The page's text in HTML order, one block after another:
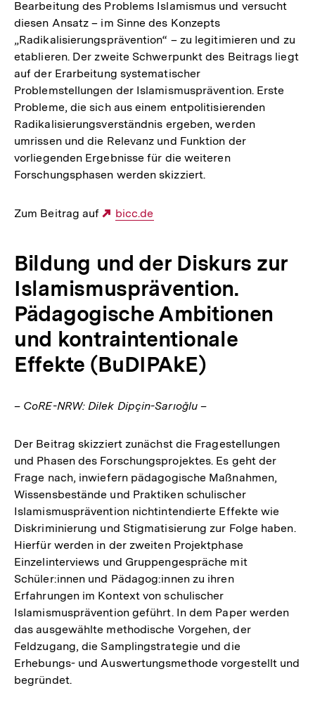
Bearbeitung des Problems Islamismus und versucht
diesen Ansatz – im Sinne des Konzepts
„Radikalisierungsprävention“ – zu legitimieren und zu
etablieren. Der zweite Schwerpunkt des Beitrags liegt
auf der Erarbeitung systematischer
Problemstellungen der Islamismusprävention. Erste
Probleme, die sich aus einem entpolitisierenden
Radikalisierungsverständnis ergeben, werden
umrissen und die Relevanz und Funktion der
vorliegenden Ergebnisse für die weiteren
Forschungsphasen werden skizziert.
Zum Beitrag auf
Externer
bicc.de
Bildung und der Diskurs zur
Islamismusprävention.
Pädagogische Ambitionen
und kontraintentionale
Effekte (BuDIPAkE)
– CoRE-NRW: Dilek Dipçin-Sarıoğlu –
Der Beitrag skizziert zunächst die Fragestellungen
und Phasen des Forschungsprojektes. Es geht der
Frage nach, inwiefern pädagogische Maßnahmen,
Wissensbestände und Praktiken schulischer
Islamismusprävention nichtintendierte Effekte wie
Diskriminierung und Stigmatisierung zur Folge haben.
Hierfür werden in der zweiten Projektphase
Einzelinterviews und Gruppengespräche mit
Schüler:innen und Pädagog:innen zu ihren
Erfahrungen im Kontext von schulischer
Islamismusprävention geführt. In dem Paper werden
das ausgewählte methodische Vorgehen, der
Feldzugang, die Samplingstrategie und die
Erhebungs- und Auswertungsmethode vorgestellt und
begründet.